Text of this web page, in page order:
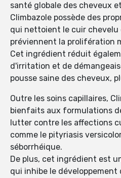
santé globale des cheveux
Climbazole possède des
qui nettoient le cuir chevelu
préviennent la prolifération
Cet ingrédient réduit
d'irritation et de
pousse saine des cheveux,
Outre les soins capillaires,
bienfaits aux formulations
lutter contre les affections
comme le pityriasis
séborrhéique.
De plus, cet ingrédient est
qui inhibe le développement